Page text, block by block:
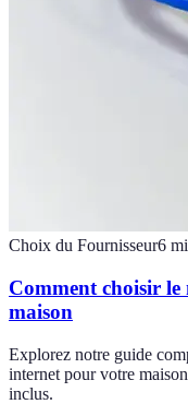
Choix du Fournisseur6
Comment choisir
maison
Explorez notre guide
internet pour votre
inclus.